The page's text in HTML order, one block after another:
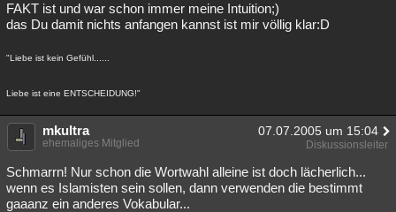
Übersichten
FAKT ist und war schon immer meine Intuition;)
das Du damit nichts anfangen kannst ist mir völlig klar:D
"Liebe ist kein Gefühl......
Liebe ist eine ENTSCHEIDUNG!"
mkultra 07.07.2005 um 15:04
ehemaliges Mitglied Diskussionsleiter
Schmarrn! Nur schon die Wortwahl alleine ist doch lächerlich...
wenn es Islamisten sein sollen, dann verwenden die bestimmt
gaaanz ein anderes Vokabular...